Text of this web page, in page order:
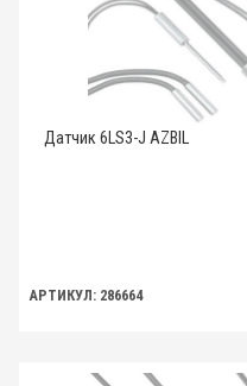
Датчик 6LS3-J AZBIL
АРТИКУЛ: 286664